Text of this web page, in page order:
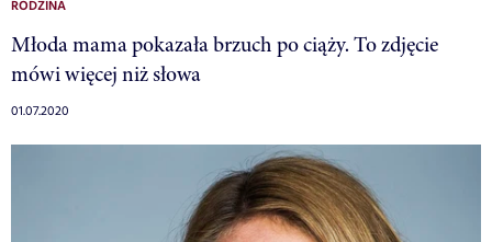
RODZINA
Młoda mama pokazała brzuch po ciąży. To zdjęcie
mówi więcej niż słowa
01.07.2020